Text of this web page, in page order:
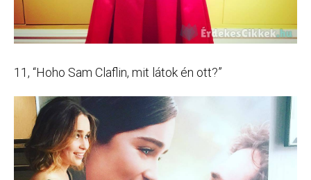
11, “Hoho Sam Claflin, mit látok én ott?”